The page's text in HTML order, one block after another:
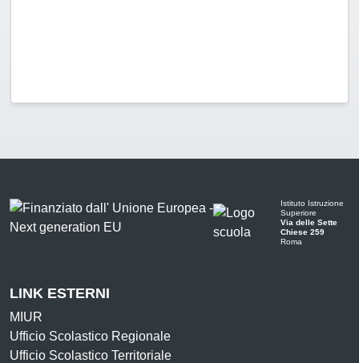
Istituto Istruzione
Superiore
Via delle Sette
Chiese 259
Roma
LINK ESTERNI
MIUR
Ufficio Scolastico Regionale
Ufficio Scolastico Territoriale